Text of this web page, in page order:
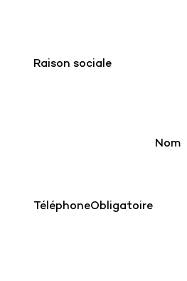
Raison sociale
Nom
TéléphoneObligatoire